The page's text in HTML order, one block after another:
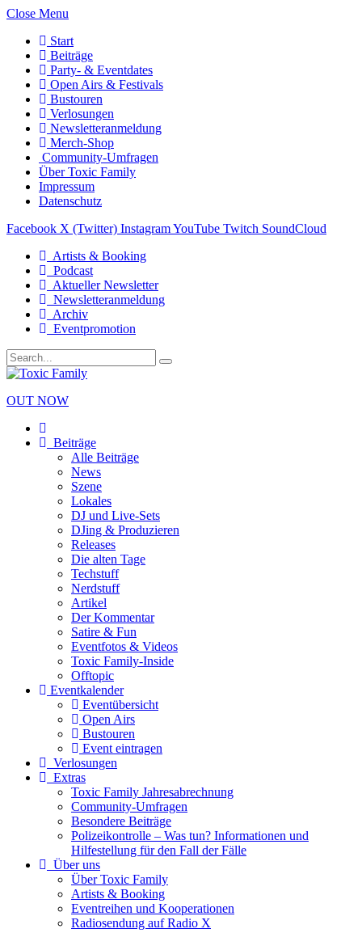
Close Menu
Start
Beiträge
Party- & Eventdates
Open Airs & Festivals
Bustouren
Verlosungen
Newsletteranmeldung
Merch-Shop
Community-Umfragen
Über Toxic Family
Impressum
Datenschutz
Facebook X (Twitter) InstagramYouTube Twitch SoundCloud
Artists & Booking
Podcast
Aktueller Newsletter
Newsletteranmeldung
Archiv
Eventpromotion
OUT NOW
Beiträge
Alle Beiträge
News
Szene
Lokales
DJ und Live-Sets
DJing & Produzieren
Releases
Die alten Tage
Techstuff
Nerdstuff
Artikel
Der Kommentar
Satire & Fun
Eventfotos & Videos
Toxic Family-Inside
Offtopic
Eventkalender
Eventübersicht
Open Airs
Bustouren
Event eintragen
Verlosungen
Extras
Toxic Family Jahresabrechnung
Community-Umfragen
Besondere Beiträge
Polizeikontrolle – Was tun? Informationen und
Hilfestellung für den Fall der Fälle
Über uns
Über Toxic Family
Artists & Booking
Eventreihen und Kooperationen
Radiosendung auf Radio X